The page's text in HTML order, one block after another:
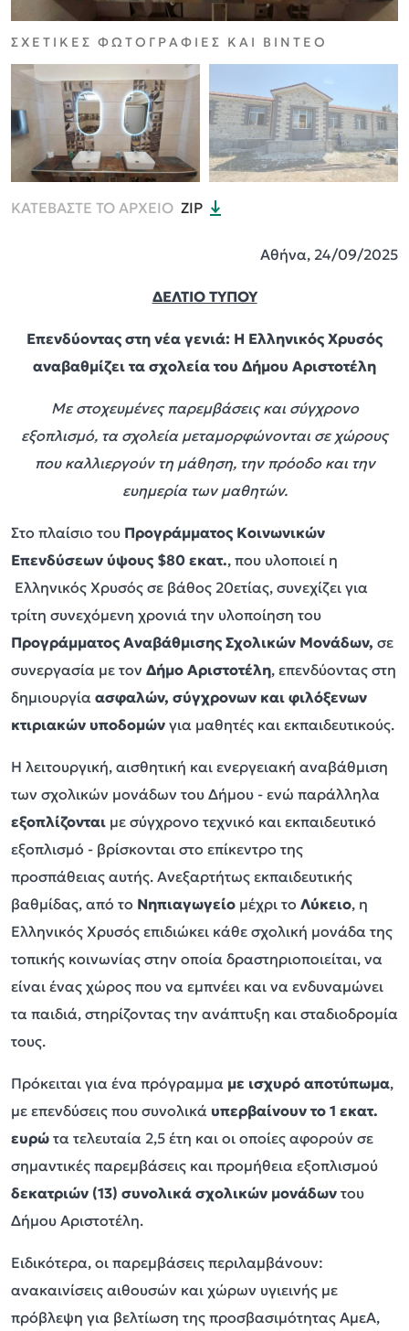
ΣΧΕΤΙΚΕΣ ΦΩΤΟΓΡΑΦΙΕΣ ΚΑΙ ΒΙΝΤΕΟ
ΚΑΤΕΒΑΣΤΕ ΤΟ ΑΡΧΕΙΟ ZIP
Αθήνα, 24/09/2025
ΔΕΛΤΙΟ ΤΥΠΟΥ
Επενδύοντας στη νέα γενιά: Η Ελληνικός Χρυσός
αναβαθμίζει τα σχολεία του Δήμου Αριστοτέλη
Με στοχευμένες παρεμβάσεις και σύγχρονο
εξοπλισμό, τα σχολεία μεταμορφώνονται σε χώρους
που καλλιεργούν τη μάθηση, την πρόοδο και την
ευημερία των μαθητών.
Στο πλαίσιο του Προγράμματος Κοινωνικών
Επενδύσεων ύψους $80 εκατ., που υλοποιεί η
Ελληνικός Χρυσός σε βάθος 20ετίας, συνεχίζει για
τρίτη συνεχόμενη χρονιά την υλοποίηση του
Προγράμματος Αναβάθμισης Σχολικών Μονάδων, σε
συνεργασία με τον Δήμο Αριστοτέλη, επενδύοντας στη
δημιουργία ασφαλών, σύγχρονων και φιλόξενων
κτιριακών υποδομών για μαθητές και εκπαιδευτικούς.
Η λειτουργική, αισθητική και ενεργειακή αναβάθμιση
των σχολικών μονάδων του Δήμου - ενώ παράλληλα
εξοπλίζονται με σύγχρονο τεχνικό και εκπαιδευτικό
εξοπλισμό - βρίσκονται στο επίκεντρο της
προσπάθειας αυτής. Ανεξαρτήτως εκπαιδευτικής
βαθμίδας, από το Νηπιαγωγείο μέχρι το Λύκειο, η
Ελληνικός Χρυσός επιδιώκει κάθε σχολική μονάδα της
τοπικής κοινωνίας στην οποία δραστηριοποιείται, να
είναι ένας χώρος που να εμπνέει και να ενδυναμώνει
τα παιδιά, στηρίζοντας την ανάπτυξη και σταδιοδρομία
τους.
Πρόκειται για ένα πρόγραμμα με ισχυρό αποτύπωμα,
με επενδύσεις που συνολικά υπερβαίνουν το 1 εκατ.
ευρώ τα τελευταία 2,5 έτη και οι οποίες αφορούν σε
σημαντικές παρεμβάσεις και προμήθεια εξοπλισμού
δεκατριών (13) συνολικά σχολικών μονάδων του
Δήμου Αριστοτέλη.
Ειδικότερα, οι παρεμβάσεις περιλαμβάνουν:
ανακαινίσεις αιθουσών και χώρων υγιεινής με
πρόβλεψη για βελτίωση της προσβασιμότητας ΑμεΑ,